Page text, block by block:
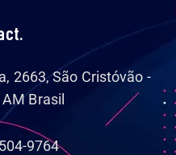
2663, São Cristóvão -
Brasil
9764